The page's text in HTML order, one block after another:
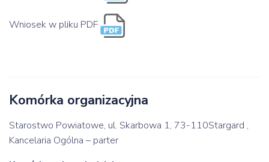
Wniosek w pliku PDF
Komórka organizacyjna
Starostwo Powiatowe, ul. Skarbowa 1, 73-110Stargard ,
Kancelaria Ogólna – parter